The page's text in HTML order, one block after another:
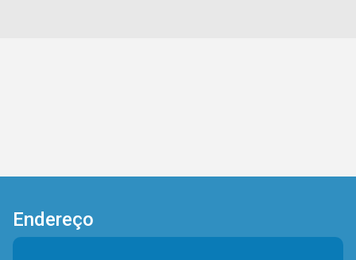
Endereço